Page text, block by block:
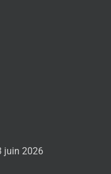
juin 2026